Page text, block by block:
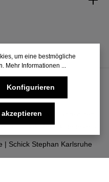
| Schick Stephan Karlsruhe
zzgl.
nicht anders angegeben.
um eine bestmögliche
Mehr Informationen ...
Konfigurieren